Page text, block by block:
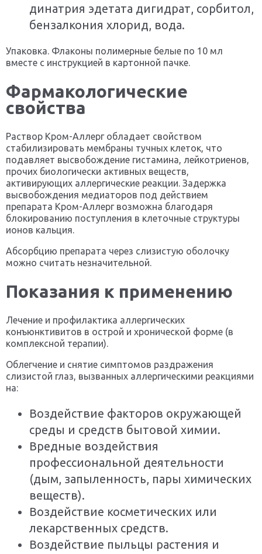
динатрия эдетата дигидрат, сорбитол,
бензалкония хлорид, вода.
Упаковка. Флаконы полимерные белые по 10 мл
вместе с инструкцией в картонной пачке.
Фармакологические
свойства
Раствор Кром-Аллерг обладает свойством
стабилизировать мембраны тучных клеток, что
подавляет высвобождение гистамина, лейкотриенов,
прочих биологически активных веществ,
активирующих аллергические реакции. Задержка
высвобождения медиаторов под действием
препарата Кром-Аллерг возможна благодаря
блокированию поступления в клеточные структуры
ионов кальция.
Абсорбцию препарата через слизистую оболочку
можно считать незначительной.
Показания к применению
Лечение и профилактика аллергических
конъюнктивитов в острой и хронической форме (в
комплексной терапии).
Облегчение и снятие симптомов раздражения
слизистой глаз, вызванных аллергическими реакциями
на:
Воздействие факторов окружающей
среды и средств бытовой химии.
Вредные воздействия
профессиональной деятельности
(дым, запыленность, пары химических
веществ).
Воздействие косметических или
лекарственных средств.
Воздействие пыльцы растения и